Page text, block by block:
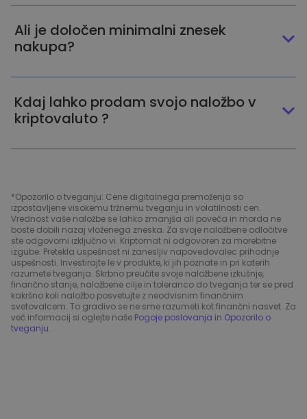
Ali je določen minimalni znesek
nakupa?
Kdaj lahko prodam svojo naložbo v
kriptovaluto ?
*Opozorilo o tveganju: Cene digitalnega premoženja so
izpostavljene visokemu tržnemu tveganju in volatilnosti cen.
Vrednost vaše naložbe se lahko zmanjša ali poveča in morda ne
boste dobili nazaj vloženega zneska. Za svoje naložbene odločitve
ste odgovorni izključno vi. Kriptomat ni odgovoren za morebitne
izgube. Pretekla uspešnost ni zanesljiv napovedovalec prihodnje
uspešnosti. Investirajte le v produkte, ki jih poznate in pri katerih
razumete tveganja. Skrbno preučite svoje naložbene izkušnje,
finančno stanje, naložbene cilje in toleranco do tveganja ter se pred
kakršno koli naložbo posvetujte z neodvisnim finančnim
svetovalcem. To gradivo se ne sme razumeti kot finančni nasvet. Za
več informacij si oglejte naše Pogoje poslovanja in Opozorilo o
tveganju.